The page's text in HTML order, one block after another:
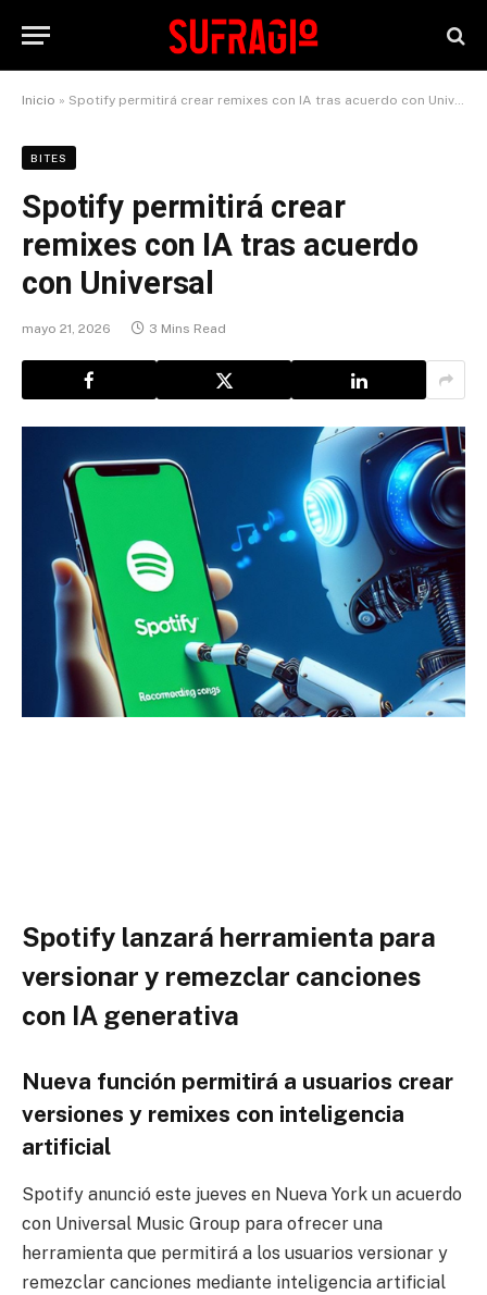
Inicio » Spotify permitirá crear remixes con IA tras acuerdo con Universal
BITES
Spotify permitirá crear
remixes con IA tras acuerdo
con Universal
mayo 21, 2026 3 Mins Read
Spotify lanzará herramienta para
versionar y remezclar canciones
con IA generativa
Nueva función permitirá a usuarios crear
versiones y remixes con inteligencia
artificial
Spotify anunció este jueves en Nueva York un acuerdo
con Universal Music Group para ofrecer una
herramienta que permitirá a los usuarios versionar y
remezclar canciones mediante inteligencia artificial